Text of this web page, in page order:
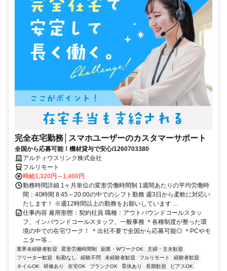
完全在宅勤務│スマホユーザーのカスタマーサポート
全国から応募可能！機材貸与で安心/1260703380
アルティウスリンク株式会社
フルリモート
時給1,320円～1,400円
勤務時間詳細 1ヶ月単位の変形労働時間制 1週間あたりの平均労働時
間：40時間 8:45～20:00の中でのシフト勤務 週3日から柔軟に対応い
たします！ ※週12時間以上の勤務をお願いしています ...
仕事内容 雇用形態：契約社員 職種：アウトバウンドコールスタッ
フ、インバウンドコールスタッフ、一般事務 ＊各種制度が整った環
境の中での在宅ワーク！ ＊出社不要で全国から応募可能◎ ＊PCやモ
ニター等...
業界未経験者歓迎 変形労働時間制 副業・WワークOK
主婦・主夫歓迎
フリーター歓迎
転勤なし 経験不問 未経験者歓迎 フルリモート
経験者歓迎
ネイルOK
研修あり 在宅OK ブランクOK 育休あり 長期歓迎
ピアスOK